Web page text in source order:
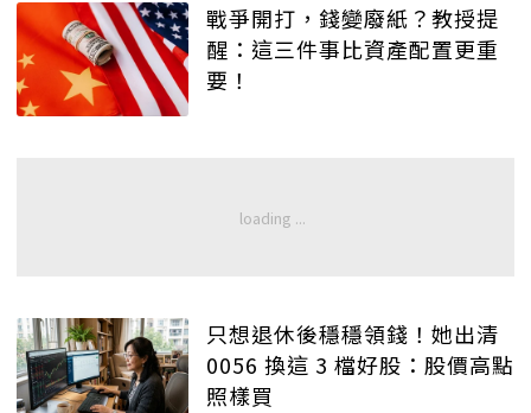
戰爭開打，錢變廢紙？教授提
醒：這三件事比資產配置更重
要！
只想退休後穩穩領錢！她出清
0056 換這 3 檔好股：股價高點
照樣買